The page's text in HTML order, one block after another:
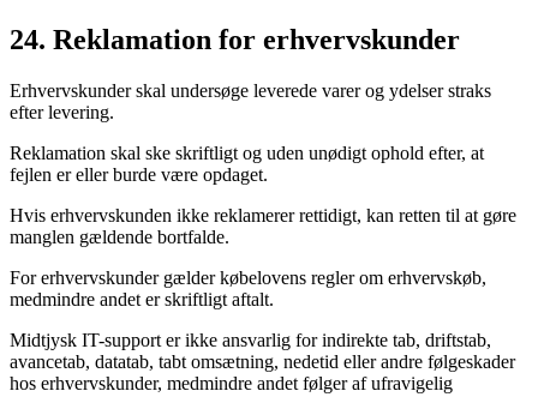
24. Reklamation for erhvervskunder
Erhvervskunder skal undersøge leverede varer og ydelser straks
efter levering.
Reklamation skal ske skriftligt og uden unødigt ophold efter, at
fejlen er eller burde være opdaget.
Hvis erhvervskunden ikke reklamerer rettidigt, kan retten til at gøre
manglen gældende bortfalde.
For erhvervskunder gælder købelovens regler om erhvervskøb,
medmindre andet er skriftligt aftalt.
Midtjysk IT-support er ikke ansvarlig for indirekte tab, driftstab,
avancetab, datatab, tabt omsætning, nedetid eller andre følgeskader
hos erhvervskunder, medmindre andet følger af ufravigelig